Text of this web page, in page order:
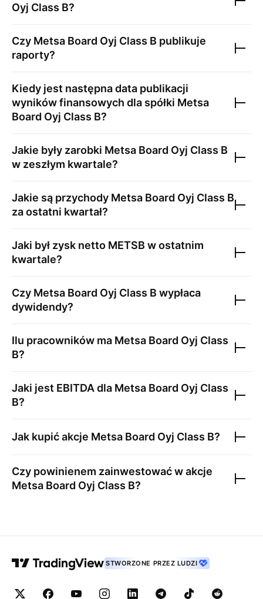
Oyj Class B?
Czy Metsa Board Oyj Class B publikuje
raporty?
Kiedy jest następna data publikacji
wyników finansowych dla spółki Metsa
Board Oyj Class B?
Jakie były zarobki Metsa Board Oyj Class B
w zeszłym kwartale?
Jakie są przychody Metsa Board Oyj Class B
za ostatni kwartał?
Jaki był zysk netto METSB w ostatnim
kwartale?
Czy Metsa Board Oyj Class B wypłaca
dywidendy?
Ilu pracowników ma Metsa Board Oyj Class
B?
Jaki jest EBITDA dla Metsa Board Oyj Class
B?
Jak kupić akcje Metsa Board Oyj Class B?
Czy powinienem zainwestować w akcje
Metsa Board Oyj Class B?
STWORZONE PRZEZ LUDZI